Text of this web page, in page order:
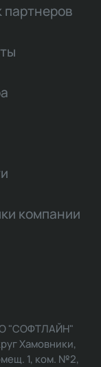
партнеров
компании
"СОФТЛАЙН"
Хамовники,
1, ком. №2,